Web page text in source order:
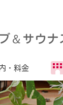
＆サウ
・ 料金